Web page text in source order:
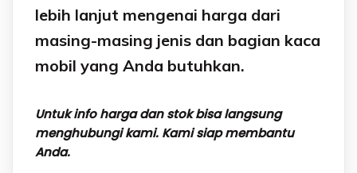
lebih lanjut mengenai harga dari
masing-masing jenis dan bagian kaca
mobil yang Anda butuhkan.
Untuk info harga dan stok bisa langsung
menghubungi kami. Kami siap membantu
Anda.